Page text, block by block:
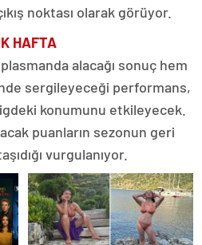
noktası olarak görüyor.
HAFTA
alacağı sonuç hem
sergileyeceği performans,
konumunu etkileyecek.
puanların sezonun geri
vurgulanıyor.